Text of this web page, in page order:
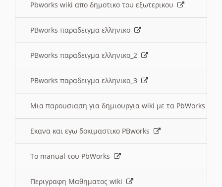
Pbworks wiki απο δημοτικο του εξωτερικου
PBworks παραδειγμα ελληνικο
PBworks παραδειγμα ελληνικο_2
PBworks παραδειγμα ελληνικο_3
Μια παρουσιαση για δημιουργια wiki με τα PbWorks
Εκανα και εγω δοκιμαστικο PBworks
Το manual του PbWorks
Περιγραφη Μαθηματος wiki